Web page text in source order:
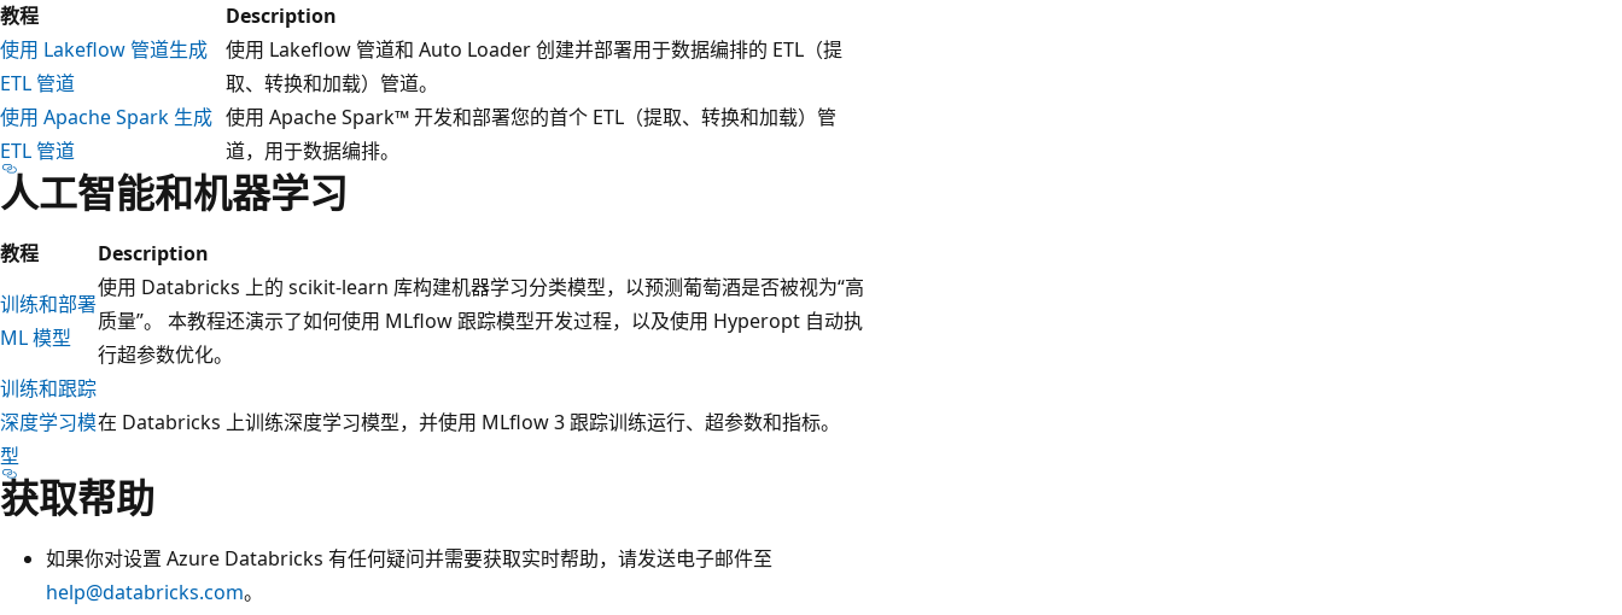
教程
Description
使用 Lakeflow 管道生成
ETL 管道
使用 Lakeflow 管道和 Auto Loader 创建并部署用于数据编排的 ETL（提
取、转换和加载）管道。
使用 Apache Spark 生成
ETL 管道
使用 Apache Spark™ 开发和部署您的首个 ETL（提取、转换和加载）管
道，用于数据编排。
人工智能和机器学习
教程
Description
训练和部署
ML 模型
使用 Databricks 上的 scikit-learn 库构建机器学习分类模型，以预测葡萄酒是否被视为“高
质量”。 本教程还演示了如何使用 MLflow 跟踪模型开发过程，以及使用 Hyperopt 自动执
行超参数优化。
训练和跟踪
深度学习模
型
在 Databricks 上训练深度学习模型，并使用 MLflow 3 跟踪训练运行、超参数和指标。
获取帮助
如果你对设置 Azure Databricks 有任何疑问并需要获取实时帮助，请发送电子邮件至
help@databricks.com。